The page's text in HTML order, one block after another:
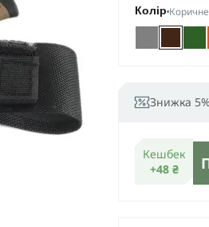
Колір
Знижка
Кешбек
+48 ₴